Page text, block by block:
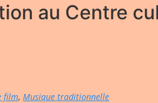
au Centre
film, Musique traditionnelle